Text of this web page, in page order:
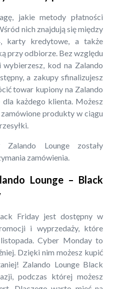
jakie metody płatności
nich znajdują się między
karty kredytowe, a także
przy odbiorze. Bez względu
kod na Zalando
a zakupy sfinalizujesz
towar kupiony na Zalando
każdego klienta. Możesz
produkty w ciągu
Lounge zostały
zamówienia.
Lounge – Black
Friday jest dostępny w
i wyprzedaży, które
Cyber Monday to
Dzięki nim możesz kupić
Zalando Lounge Black
podczas której możesz